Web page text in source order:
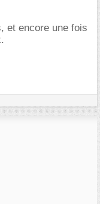
et encore une fois